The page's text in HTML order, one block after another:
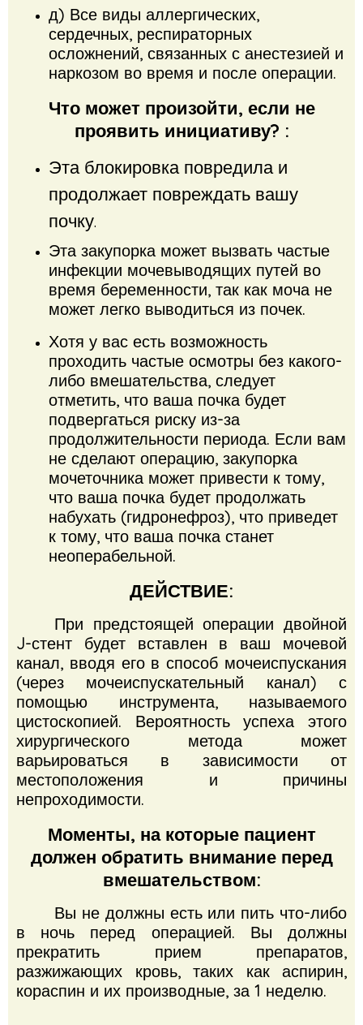
д) Все виды аллергических,
сердечных, респираторных
осложнений, связанных с анестезией и
наркозом во время и после операции.
Что может произойти, если не
проявить инициативу? :
Эта блокировка повредила и
продолжает повреждать вашу
почку.
Эта закупорка может вызвать частые
инфекции мочевыводящих путей во
время беременности, так как моча не
может легко выводиться из почек.
Хотя у вас есть возможность
проходить частые осмотры без какого-
либо вмешательства, следует
отметить, что ваша почка будет
подвергаться риску из-за
продолжительности периода. Если вам
не сделают операцию, закупорка
мочеточника может привести к тому,
что ваша почка будет продолжать
набухать (гидронефроз), что приведет
к тому, что ваша почка станет
неоперабельной.
ДЕЙСТВИЕ:
При предстоящей операции двойной
J-стент будет вставлен в ваш мочевой
канал, вводя его в способ мочеиспускания
(через мочеиспускательный канал) с
помощью инструмента, называемого
цистоскопией. Вероятность успеха этого
хирургического метода может
варьироваться в зависимости от
местоположения и причины
непроходимости.
Моменты, на которые пациент
должен обратить внимание перед
вмешательством:
Вы не должны есть или пить что-либо
в ночь перед операцией. Вы должны
прекратить прием препаратов,
разжижающих кровь, таких как аспирин,
кораспин и их производные, за 1 неделю.